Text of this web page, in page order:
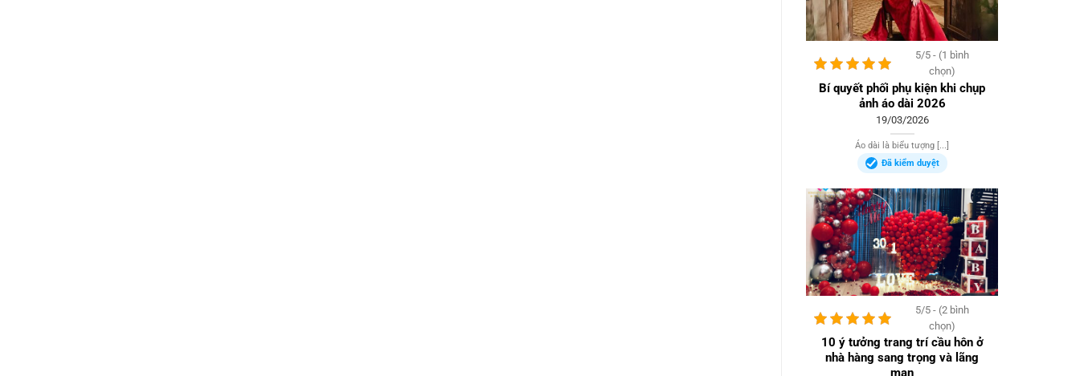
5/5 - (1 bình
chọn)
Bí quyết phối phụ kiện khi chụp
ảnh áo dài 2026
19/03/2026
Áo dài là biểu tượng [...]
Đã kiểm duyệt
5/5 - (2 bình
chọn)
10 ý tưởng trang trí cầu hôn ở
nhà hàng sang trọng và lãng
mạn